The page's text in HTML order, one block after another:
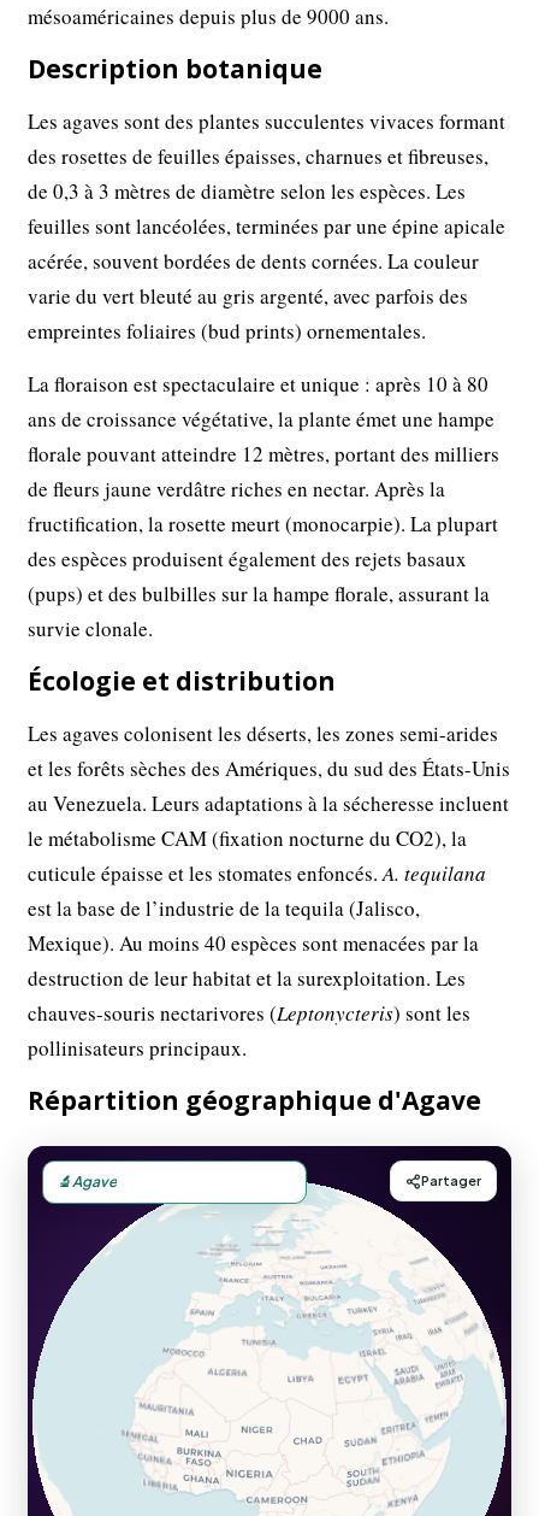
mésoaméricaines depuis plus de 9000 ans.
Description botanique
Les agaves sont des plantes succulentes vivaces formant
des rosettes de feuilles épaisses, charnues et fibreuses,
de 0,3 à 3 mètres de diamètre selon les espèces. Les
feuilles sont lancéolées, terminées par une épine apicale
acérée, souvent bordées de dents cornées. La couleur
varie du vert bleuté au gris argenté, avec parfois des
empreintes foliaires (bud prints) ornementales.
La floraison est spectaculaire et unique : après 10 à 80
ans de croissance végétative, la plante émet une hampe
florale pouvant atteindre 12 mètres, portant des milliers
de fleurs jaune verdâtre riches en nectar. Après la
fructification, la rosette meurt (monocarpie). La plupart
des espèces produisent également des rejets basaux
(pups) et des bulbilles sur la hampe florale, assurant la
survie clonale.
Écologie et distribution
Les agaves colonisent les déserts, les zones semi-arides
et les forêts sèches des Amériques, du sud des États-Unis
au Venezuela. Leurs adaptations à la sécheresse incluent
le métabolisme CAM (fixation nocturne du CO2), la
cuticule épaisse et les stomates enfoncés.A. tequilana
est la base de l’industrie de la tequila (Jalisco,
Mexique). Au moins 40 espèces sont menacées par la
destruction de leur habitat et la surexploitation. Les
chauves-souris nectarivores (Leptonycteris) sont les
pollinisateurs principaux.
Répartition géographique d'Agave